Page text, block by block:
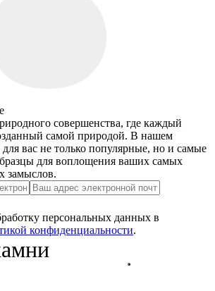
совершенства, где каждый
самой природой. В нашем
вас не только популярные, но и самые
для воплощения ваших самых
замыслов.
персональных данных в
конфиденциальности.